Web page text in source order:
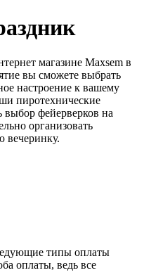
магазине Maxsem в
вы сможете выбрать
настроение к вашему
пиротехнические
фейерверков на
организовать
вечеринку.
типы оплаты
оплаты, ведь все